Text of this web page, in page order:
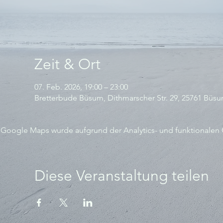
Zeit & Ort
07. Feb. 2026, 19:00 – 23:00
Bretterbude Büsum, Dithmarscher Str. 29, 25761
Google Maps wurde aufgrund der Analytics- und
Diese Veranstaltung teilen